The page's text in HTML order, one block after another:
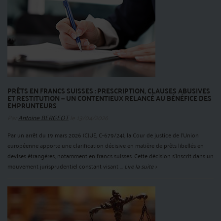
PRÊTS EN FRANCS SUISSES : PRESCRIPTION, CLAUSES ABUSIVES
ET RESTITUTION — UN CONTENTIEUX RELANCÉ AU BÉNÉFICE DES
EMPRUNTEURS
Antoine BERGEOTle 13/04/2026
Par un arrêt du 19 mars 2026 (CJUE, C-679/24), la Cour de justice de l’Union
européenne apporte une clarification décisive en matière de prêts libellés en
devises étrangères, notamment en francs suisses. Cette décision s’inscrit dans un
mouvement jurisprudentiel constant visant ... Lire la suite >